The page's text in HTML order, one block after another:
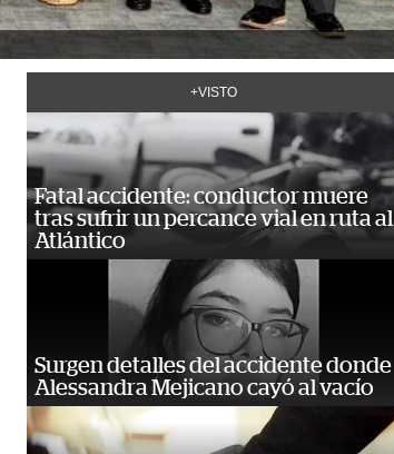
+VISTO
Fatal accidente: conductor muere
tras sufrir un percance vial en ruta al
Atlántico
Surgen detalles del accidente donde
Alessandra Mejicano cayó al vacío